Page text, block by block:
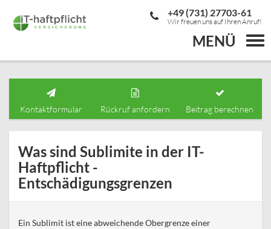
MENÜ
+49 (731) 27703-61
Wir freuen uns auf Ihren Anruf!
Kontaktformular Rückruf anfordern Beitrag berechnen
Was sind Sublimite in der IT-
Haftpflicht -
Entschädigungsgrenzen
Ein Sublimit ist eine abweichende Obergrenze einer